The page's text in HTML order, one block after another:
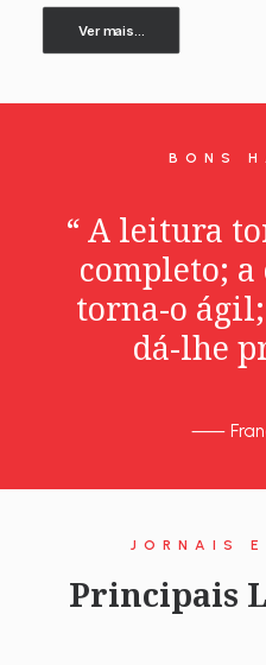
Ver mais...
BONS
“ A leitura
completo; a
torna-o ágil;
dá-lhe
⸺
JORNAIS
Principais